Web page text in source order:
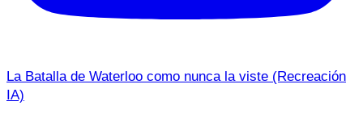
La Batalla de Waterloo como nunca la viste (Recreación
IA)